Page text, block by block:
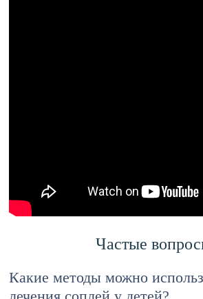
Частые
Какие методы можно